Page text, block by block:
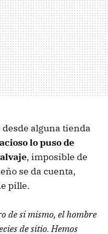
alguna tienda
lo puso de
, imposible de
se da cuenta,
pille.
de sí mismo, el hombre
de sitio. Hemos